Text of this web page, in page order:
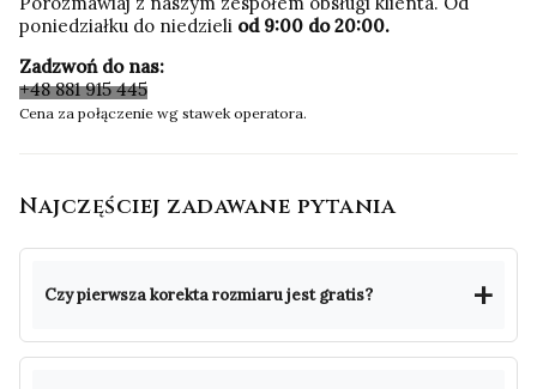
poniedziałku do niedzieli od 9:00 do 20:00.
Zadzwoń do nas:
+48 881 915 445
Cena za połączenie wg stawek operatora.
Najczęściej zadawane pytania
Czy pierwsza korekta rozmiaru jest gratis?